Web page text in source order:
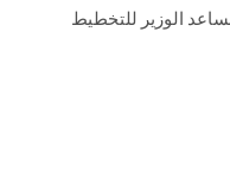
الوزير ‏للتخطيط